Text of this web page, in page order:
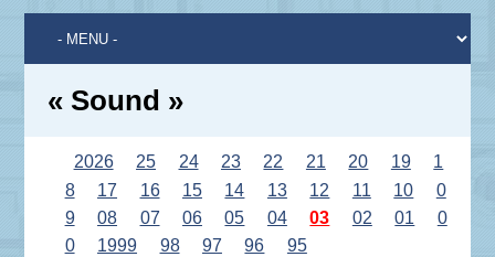
« Sound »
2026 25 24 23 22 21 20 19
1
8
17 16 15 14 13 12 11 10
0
9
08 07 06 05 04 03 02 01
0
0
1999 98 97 96 95